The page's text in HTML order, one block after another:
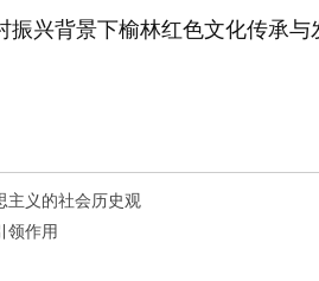
振兴背景下榆林红色文化传承
主义的社会历史观
领作用